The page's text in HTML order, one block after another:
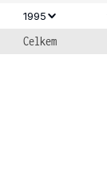
1995
Celkem